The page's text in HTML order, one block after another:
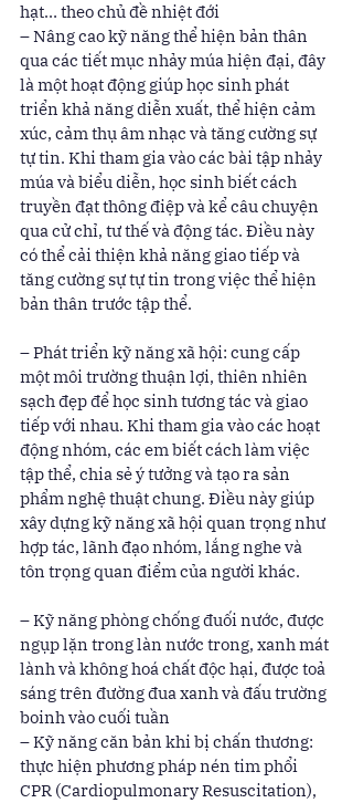
hạt… theo chủ đề nhiệt đới
– Nâng cao kỹ năng thể hiện bản thân
qua các tiết mục nhảy múa hiện đại, đây
là một hoạt động giúp học sinh phát
triển khả năng diễn xuất, thể hiện cảm
xúc, cảm thụ âm nhạc và tăng cường sự
tự tin. Khi tham gia vào các bài tập nhảy
múa và biểu diễn, học sinh biết cách
truyền đạt thông điệp và kể câu chuyện
qua cử chỉ, tư thế và động tác. Điều này
có thể cải thiện khả năng giao tiếp và
tăng cường sự tự tin trong việc thể hiện
bản thân trước tập thể.
– Phát triển kỹ năng xã hội: cung cấp
một môi trường thuận lợi, thiên nhiên
sạch đẹp để học sinh tương tác và giao
tiếp với nhau. Khi tham gia vào các hoạt
động nhóm, các em biết cách làm việc
tập thể, chia sẻ ý tưởng và tạo ra sản
phẩm nghệ thuật chung. Điều này giúp
xây dựng kỹ năng xã hội quan trọng như
hợp tác, lãnh đạo nhóm, lắng nghe và
tôn trọng quan điểm của người khác.
– Kỹ năng phòng chống đuối nước, được
ngụp lặn trong làn nước trong, xanh mát
lành và không hoá chất độc hại, được toả
sáng trên đường đua xanh và đấu trường
boinh vào cuối tuần
– Kỹ năng căn bản khi bị chấn thương:
thực hiện phương pháp nén tim phổi
CPR (Cardiopulmonary Resuscitation),